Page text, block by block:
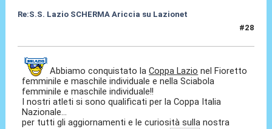
Re:S.S. Lazio SCHERMA Ariccia su Lazionet
#28
Abbiamo conquistato laCoppa Lazio nel Fioretto
femminile e maschile individuale e nella Sciabola
femminile e maschile individuale!!
I nostri atleti si sono qualificati per la Coppa Italia
Nazionale...
per tutti gli aggiornamenti e le curiosità sulla nostra